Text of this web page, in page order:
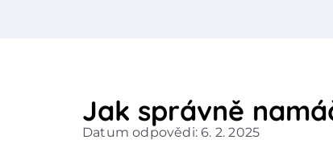
Jak správně
Datum odpovědi: 6. 2. 2025